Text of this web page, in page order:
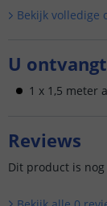
Bekijk volledige
U
1 x 1,5 meter
Reviews
Dit product is